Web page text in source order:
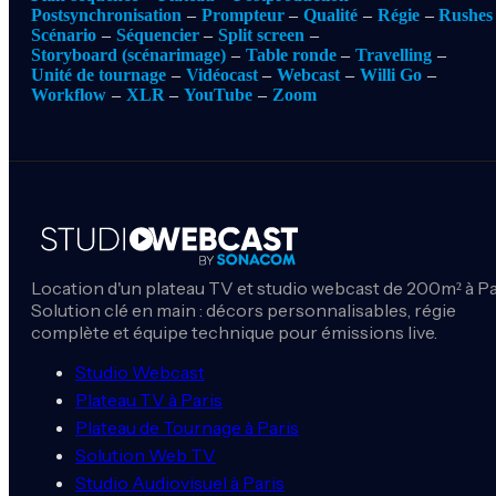
Postsynchronisation
Prompteur Qualité Régie
Rushes
Scénario
Séquencier
Split screen
Storyboard (scénarimage)
Table ronde
Travelling
Unité de tournage
Vidéocast Webcast
Willi Go
Workflow
XLR YouTube Zoom
Location d'un plateau TV et studio webcast de 200m² à
Solution clé en main : décors personnalisables, régie
complète et équipe technique pour émissions live.
Studio Webcast
Plateau TV à Paris
Plateau de Tournage à Paris
Solution Web TV
Studio Audiovisuel à Paris